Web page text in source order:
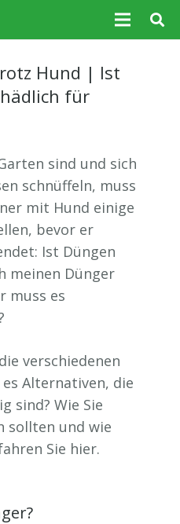
Hund | Ist
für
sind und sich
schnüffeln, muss
mit Hund einige
bevor er
Ist Düngen
meinen Dünger
muss es
verschiedenen
Alternativen, die
sind? Wie Sie
sollten und wie
Sie hier.